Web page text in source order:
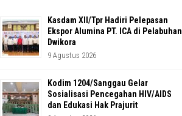
Kasdam XII/Tpr Hadiri Pelepasan
Ekspor Alumina PT. ICA di Pelabuhan
Dwikora
9 Agustus 2026
Kodim 1204/Sanggau Gelar
Sosialisasi Pencegahan HIV/AIDS
dan Edukasi Hak Prajurit